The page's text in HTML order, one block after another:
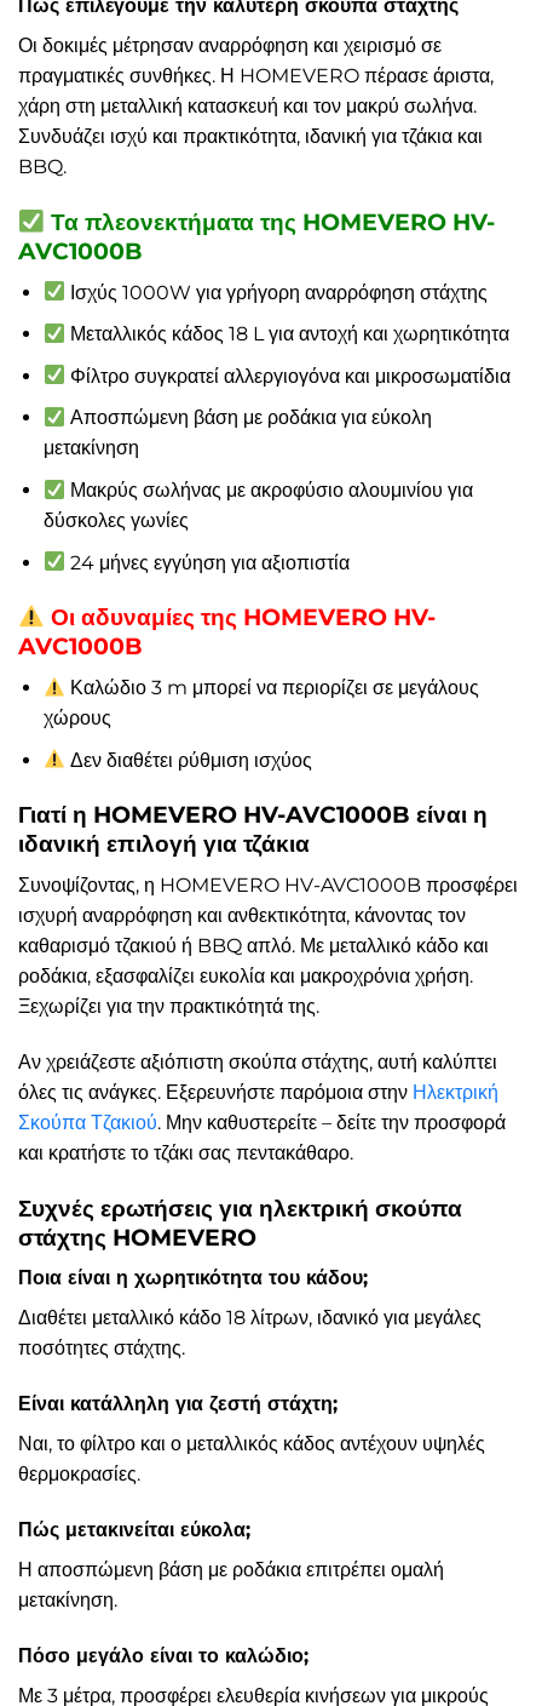
Πώς επιλέγουμε την καλύτερη σκούπα στάχτης
Οι δοκιμές μέτρησαν αναρρόφηση και χειρισμό σε
πραγματικές συνθήκες. Η HOMEVERO πέρασε άριστα,
χάρη στη μεταλλική κατασκευή και τον μακρύ σωλήνα.
Συνδυάζει ισχύ και πρακτικότητα, ιδανική για τζάκια και
BBQ.
Τα πλεονεκτήματα της HOMEVERO HV-
AVC1000B
Ισχύς 1000W για γρήγορη αναρρόφηση στάχτης
Μεταλλικός κάδος 18 L για αντοχή και χωρητικότητα
Φίλτρο συγκρατεί αλλεργιογόνα και μικροσωματίδια
Αποσπώμενη βάση με ροδάκια για εύκολη
μετακίνηση
Μακρύς σωλήνας με ακροφύσιο αλουμινίου για
δύσκολες γωνίες
24 μήνες εγγύηση για αξιοπιστία
Οι αδυναμίες της HOMEVERO HV-
AVC1000B
Καλώδιο 3 m μπορεί να περιορίζει σε μεγάλους
χώρους
Δεν διαθέτει ρύθμιση ισχύος
Γιατί η HOMEVERO HV-AVC1000B είναι η
ιδανική επιλογή για τζάκια
Συνοψίζοντας, η HOMEVERO HV-AVC1000B προσφέρει
ισχυρή αναρρόφηση και ανθεκτικότητα, κάνοντας τον
καθαρισμό τζακιού ή BBQ απλό. Με μεταλλικό κάδο και
ροδάκια, εξασφαλίζει ευκολία και μακροχρόνια χρήση.
Ξεχωρίζει για την πρακτικότητά της.
Αν χρειάζεστε αξιόπιστη σκούπα στάχτης, αυτή καλύπτει
όλες τις ανάγκες. Εξερευνήστε παρόμοια στην Ηλεκτρική
Σκούπα Τζακιού. Μην καθυστερείτε – δείτε την προσφορά
και κρατήστε το τζάκι σας πεντακάθαρο.
Συχνές ερωτήσεις για ηλεκτρική σκούπα
στάχτης HOMEVERO
Ποια είναι η χωρητικότητα του κάδου;
Διαθέτει μεταλλικό κάδο 18 λίτρων, ιδανικό για μεγάλες
ποσότητες στάχτης.
Είναι κατάλληλη για ζεστή στάχτη;
Ναι, το φίλτρο και ο μεταλλικός κάδος αντέχουν υψηλές
θερμοκρασίες.
Πώς μετακινείται εύκολα;
Η αποσπώμενη βάση με ροδάκια επιτρέπει ομαλή
μετακίνηση.
Πόσο μεγάλο είναι το καλώδιο;
Με 3 μέτρα, προσφέρει ελευθερία κινήσεων για μικρούς